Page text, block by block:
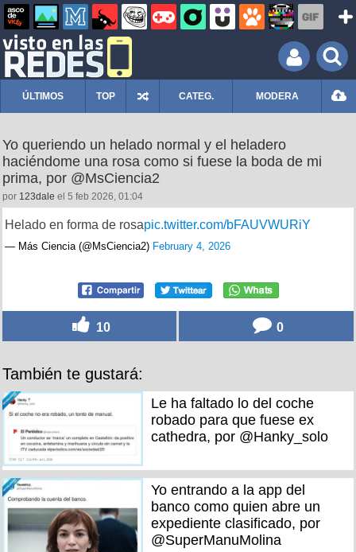
ÚLTIMOS TOP CATEG. MODERA
Yo queriendo un helado normal y el heladero
haciéndome una rosa como si fuese la boda de mi
prima, por @MsCiencia2
por 123dale el 5 feb 2026, 01:04
Helado en forma de rosapic.twitter.com/bFAUVWURiY
— Más Ciencia (@MsCiencia2) February 4, 2026
10 0
También te gustará:
Le ha faltado lo del coche
robado para que fuese ex
cathedra, por @Hanky_solo
Yo entrando a la app del
banco como quien abre un
expediente clasificado, por
@SuperManuMolina